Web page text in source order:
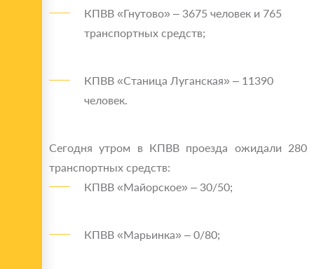
КПВВ «Гнутово» – 3675 человек и 765
транспортных средств;
КПВВ «Станица Луганская» – 11390
человек.
Сегодня утром в КПВВ проезда ожидали 280
транспортных средств:
КПВВ «Майорское» – 30/50;
КПВВ «Марьинка» – 0/80;